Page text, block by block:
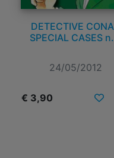
DETECTIVE
SPECIAL CASES
24/05/2012
€ 3,90